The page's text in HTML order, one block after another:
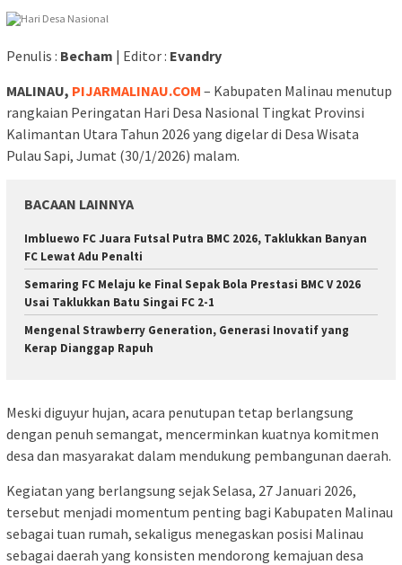
Penulis : Becham | Editor : Evandry
MALINAU, PIJARMALINAU.COM – Kabupaten Malinau menutup
rangkaian Peringatan Hari Desa Nasional Tingkat Provinsi
Kalimantan Utara Tahun 2026 yang digelar di Desa Wisata
Pulau Sapi, Jumat (30/1/2026) malam.
BACAAN LAINNYA
Imbluewo FC Juara Futsal Putra BMC 2026, Taklukkan Banyan
FC Lewat Adu Penalti
Semaring FC Melaju ke Final Sepak Bola Prestasi BMC V 2026
Usai Taklukkan Batu Singai FC 2-1
Mengenal Strawberry Generation, Generasi Inovatif yang
Kerap Dianggap Rapuh
Meski diguyur hujan, acara penutupan tetap berlangsung
dengan penuh semangat, mencerminkan kuatnya komitmen
desa dan masyarakat dalam mendukung pembangunan daerah.
Kegiatan yang berlangsung sejak Selasa, 27 Januari 2026,
tersebut menjadi momentum penting bagi Kabupaten Malinau
sebagai tuan rumah, sekaligus menegaskan posisi Malinau
sebagai daerah yang konsisten mendorong kemajuan desa